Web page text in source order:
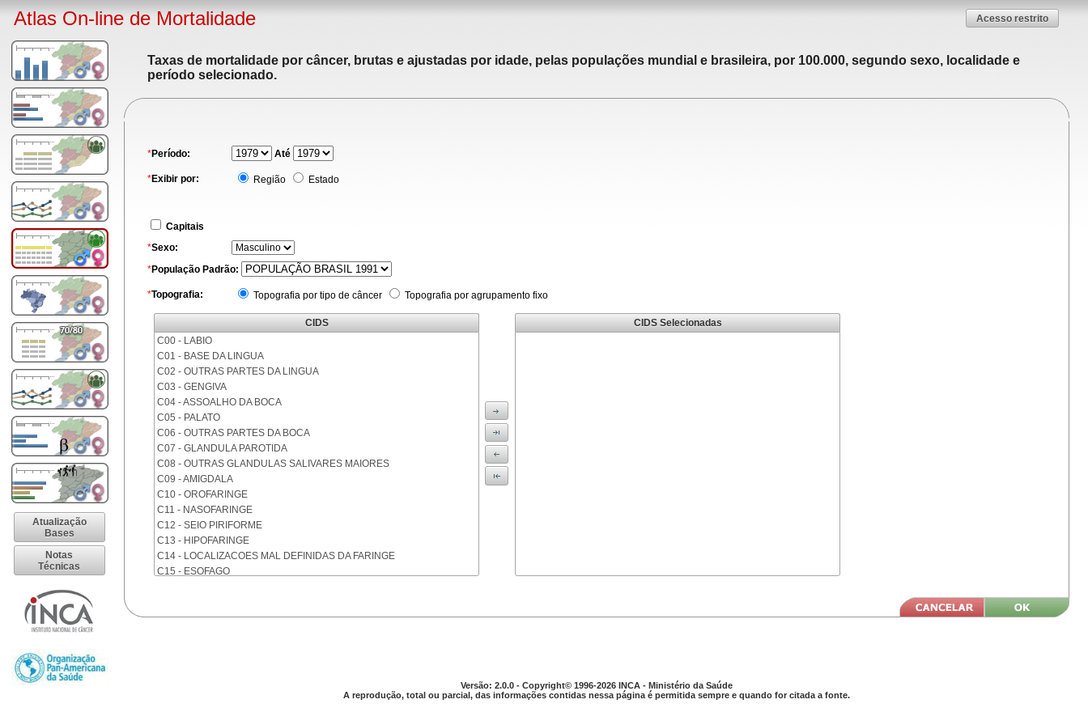
Atlas On-line de Mortalidade Acesso restrito
Atualização
Bases
Notas
Técnicas
Taxas de mortalidade por câncer, brutas e ajustadas por idade, pelas populações mundial e brasileira, por 100.000, segundo sexo, localidade e
período selecionado.
*Período: Até
*Exibir por: Região Estado
Capitais
*Sexo:
*População Padrão:
*Topografia: Topografia por tipo de câncer Topografia por agrupamento fixo
CIDS
C00 - LABIO
C01 - BASE DA LINGUA
C02 - OUTRAS PARTES DA LINGUA
C03 - GENGIVA
C04 - ASSOALHO DA BOCA
C05 - PALATO
C06 - OUTRAS PARTES DA BOCA
C07 - GLANDULA PAROTIDA
C08 - OUTRAS GLANDULAS SALIVARES MAIORES
C09 - AMIGDALA
C10 - OROFARINGE
C11 - NASOFARINGE
C12 - SEIO PIRIFORME
C13 - HIPOFARINGE
C14 - LOCALIZACOES MAL DEFINIDAS DA FARINGE
C15 - ESOFAGO
C18 - COLON
CIDS Selecionadas
Versão: 2.0.0 - Copyright© 1996-2026 INCA - Ministério da Saúde
A reprodução, total ou parcial, das informações contidas nessa página é permitida sempre e quando for citada a fonte.